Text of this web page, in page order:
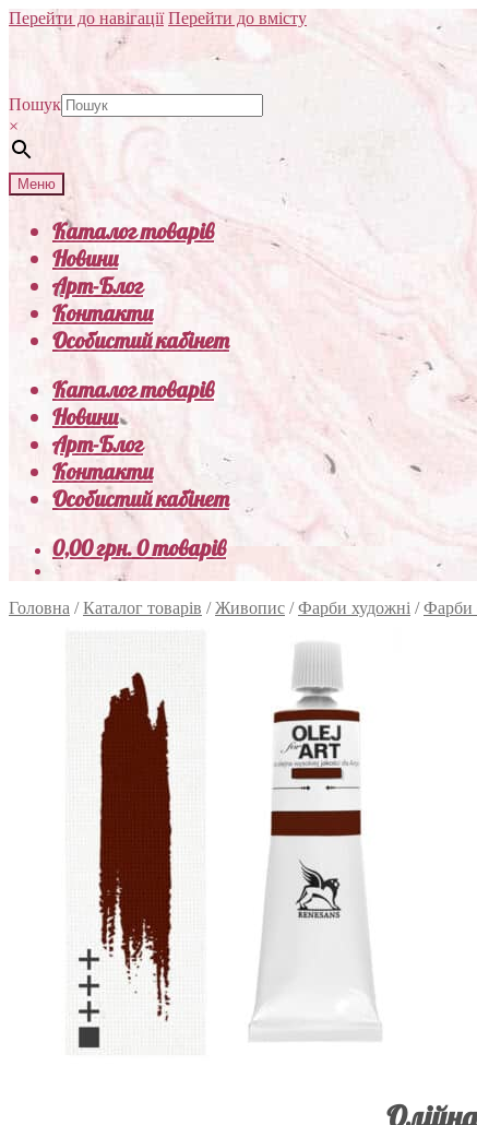
Перейти до навігації Перейти до вмісту
Пошук
×
Меню
Каталог товарів
Новини
Арт-Блог
Контакти
Особистий кабінет
Каталог товарів
Новини
Арт-Блог
Контакти
Особистий кабінет
0,00грн.0 товарів
Головна /Каталог товарів /Живопис /Фарби художні /Фарби